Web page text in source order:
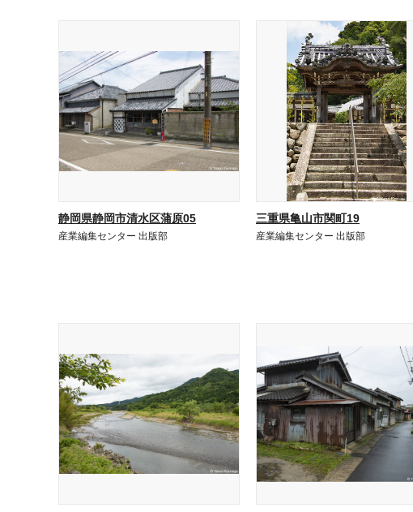
静岡県静岡市清水区蒲原05
産業編集センター 出版部
三重県亀山市関町19
産業編集センター 出版部